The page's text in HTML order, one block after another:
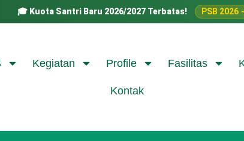
🎓 Kuota Santri Baru 2026/2027 Terbatas! PSB 2026
Kegiatan Profile Fasilitas
Kontak